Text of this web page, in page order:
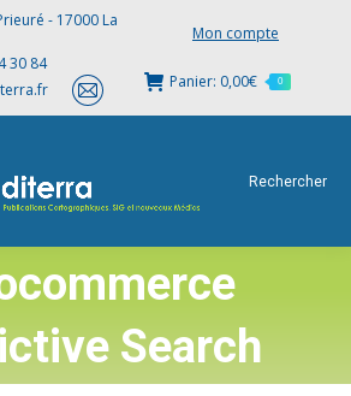
- 17000 La
30 84
Mon compte
Panier: 0,00€ 0
Rechercher
Search